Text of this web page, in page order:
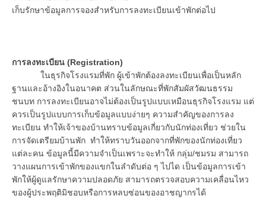
เก็บรักษาข้อมูลการจองสำหรับการลงทะเบียนเข้าพักต่อไป
การลงทะเบียน (Registration)
ในธุรกิจโรงแรมที่พัก ผู้เข้าพักต้องลงทะเบียนเพื่อเป็นหลัก
ฐานและอ้างอิงในอนาคต ส่วนในลักษณะที่พักสัมผัสวัฒนธรรม
ชนบท การลงทะเบียนอาจไม่ต้องเป็นรูปแบบเหมือนธุรกิจโรงแรม แต่
ควรเป็นรูปแบบการเก็บข้อมูลแบบง่ายๆ ความสำคัญของการลง
ทะเบียน ทำให้เจ้าของบ้านทราบข้อมูลเกี่ยวกับนักท่องเที่ยว ช่วยใน
การจัดเตรียมบ้านพัก ทำให้ทราบวันออกจากที่พักของนักท่องเที่ยว
แต่ละคน ข้อมูลนี้มีความจำเป็นเพราะจะทำให้ กลุ่ม/ชมรม สามารถ
วางแผนการเข้าพักของแขกในลำดับต่อ ๆ ไปได เป็นข้อมูลการเข้า
พักให้ผู้ดูแลรักษาความปลอดภัย สามารถตรวจสอบความเคลื่อนไหว
ของผู้ประพฤติมิชอบหรือการหลบซ่อนของอาชญากรได้